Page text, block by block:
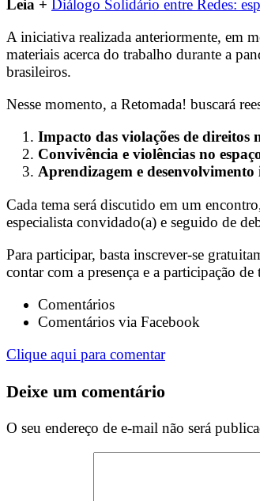
Leia + Diálogo Solidário entre Redes:
A iniciativa realizada anteriormente, em
materiais acerca do trabalho durante a
brasileiros.
Nesse momento, a Retomada! buscará
Impacto das violações de direitos
Convivência e violências no
Aprendizagem e
Cada tema será discutido em um
especialista convidado(a) e seguido de
Para participar, basta inscrever-se
contar com a presença e a participação
Comentários
Comentários via Facebook
Clique aqui para comentar
Deixe um comentário
O seu endereço de e-mail não será